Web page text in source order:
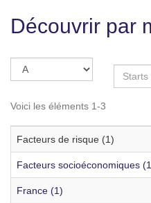
Découvrir par
Voici les éléments 1-3
Facteurs de risque (1)
Facteurs socioéconomiques
France (1)